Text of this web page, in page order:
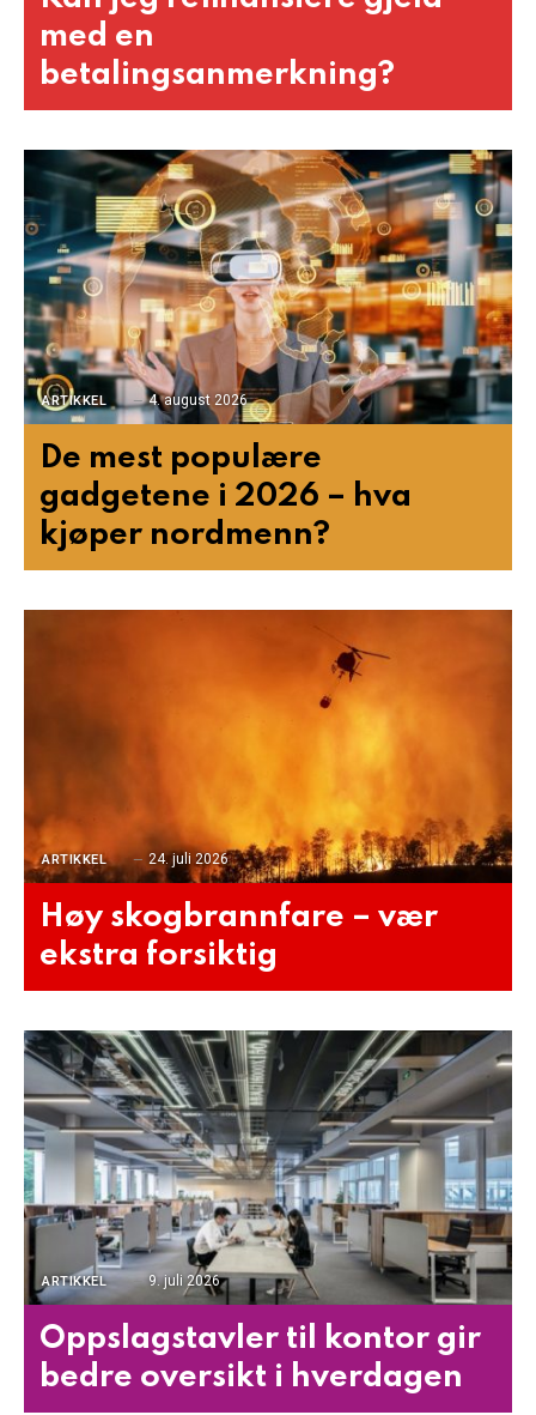
med en
betalingsanmerkning?
ARTIKKEL 4. august 2026
De mest populære
gadgetene i 2026 – hva
kjøper nordmenn?
ARTIKKEL 24. juli 2026
Høy skogbrannfare – vær
ekstra forsiktig
ARTIKKEL 9. juli 2026
Oppslagstavler til kontor gir
bedre oversikt i hverdagen